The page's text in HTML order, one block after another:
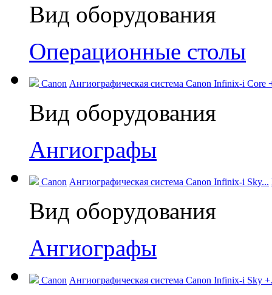
Вид оборудования
Операционные столы
Canon Ангиографическая система Canon Infinix-i Core
Вид оборудования
Ангиографы
Canon Ангиографическая система Canon Infinix-i Sky...
Вид оборудования
Ангиографы
Canon Ангиографическая система Canon Infinix-i Sky